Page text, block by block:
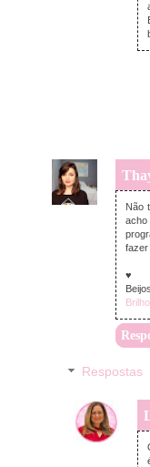
Não
fazer
♥
Beijos
Respostas